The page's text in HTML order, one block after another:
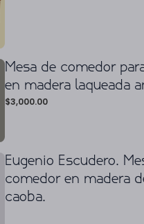
Mesa de comedor
en madera laqueada
$3,000.00
Eugenio Escudero.
comedor en madera
caoba.